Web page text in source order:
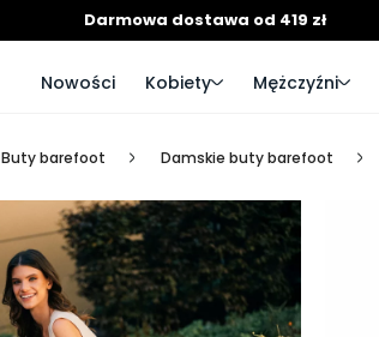
Darmowa dostawa od 419 zł
Nowości Kobiety Mężczyźni
Buty barefoot Damskie buty barefoot